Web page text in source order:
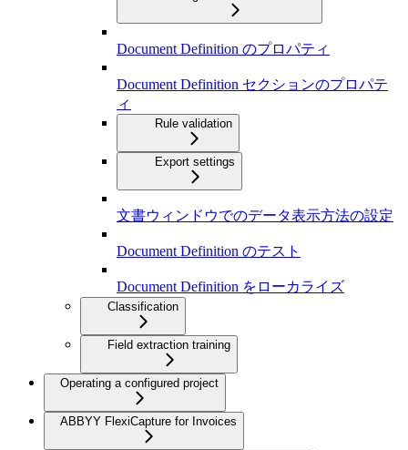
Document Definition のプロパティ
Document Definition セクションのプロパテ
ィ
Rule validation
Export settings
文書ウィンドウでのデータ表示方法の設定
Document Definition のテスト
Document Definition をローカライズ
Classification
Field extraction training
Operating a configured project
ABBYY FlexiCapture for Invoices